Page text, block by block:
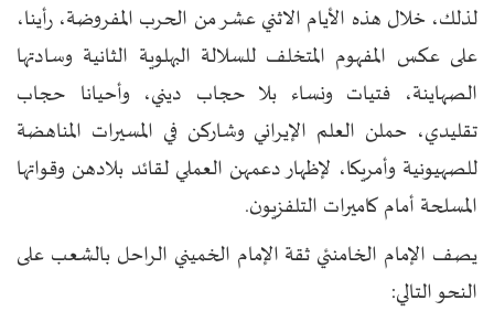
لذلك، خلال هذه الأيام الاثني عشر من الحرب المفروضة، رأينا،
على عكس المفهوم المتخلف للسلالة البهلوية الثانية وسادتها
الصهاينة، فتيات ونساء بلا حجاب ديني، وأحيانا حجاب
تقليدي، حملن العلم الإيراني وشاركن في المسيرات المناهضة
للصهيونية وأمريكا، لإظهار دعمهن العملي لقائد بلادهن وقواتها
المسلحة أمام كاميرات التلفزيون.
يصف الإمام الخامنئي ثقة الإمام الخميني الراحل بالشعب على
النحو التالي: